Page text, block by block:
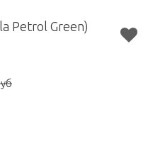
Petrol Green)